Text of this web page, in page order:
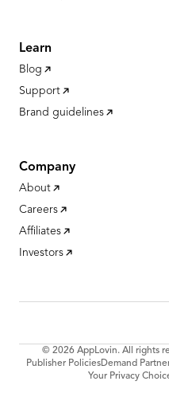
Learn
Blog
Support
Brand guidelines
Company
About
Careers
Affiliates
Investors
© 2026 AppLovin. All rights
Publisher PoliciesDemand
Your Privacy